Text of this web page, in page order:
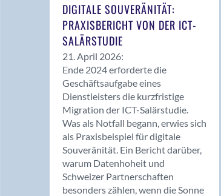
DIGITALE SOUVERÄNITÄT:
PRAXISBERICHT VON DER ICT-
SALÄRSTUDIE
21. April 2026:
Ende 2024 erforderte die
Geschäftsaufgabe eines
Dienstleisters die kurzfristige
Migration der ICT-Salärstudie.
Was als Notfall begann, erwies sich
als Praxisbeispiel für digitale
Souveränität. Ein Bericht darüber,
warum Datenhoheit und
Schweizer Partnerschaften
besonders zählen, wenn die Sonne